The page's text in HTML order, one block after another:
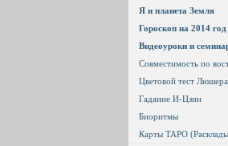
Я и планета Земля
Гороскоп на 2014 год
Видеоуроки и
Цветовой тест Люшера
Гадание И-Цзин
Биоритмы
Карты ТАРО